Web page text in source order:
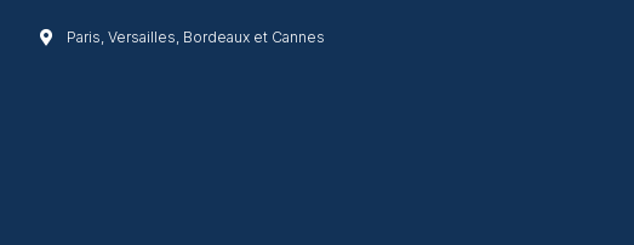
Paris, Versailles, Bordeaux et Cannes